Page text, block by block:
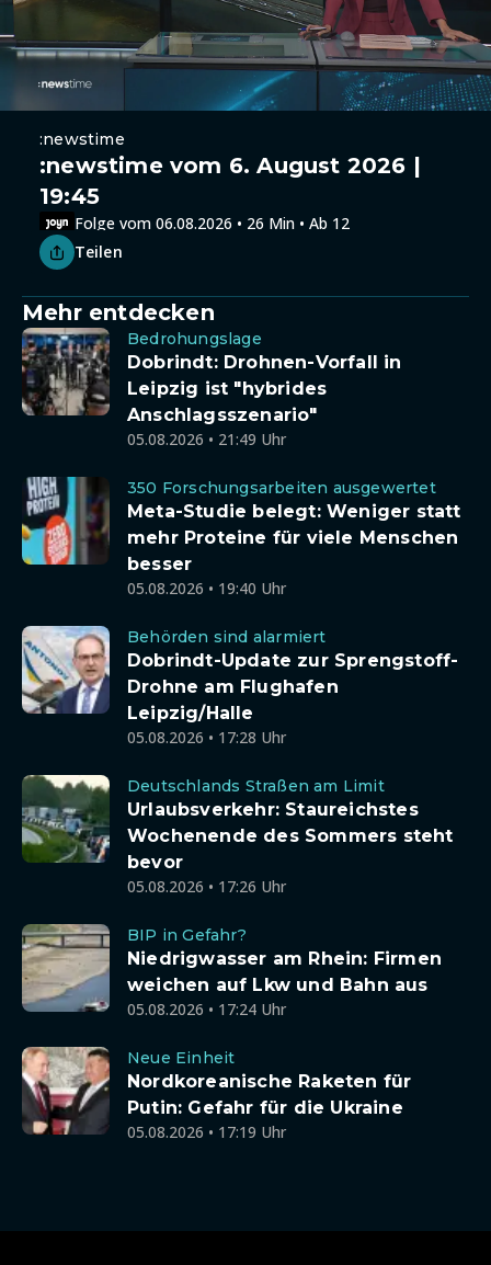
:newstime
:newstime vom 6. August 2026 |
19:45
Folge vom 06.08.2026 • 26 Min • Ab 12
Teilen
Mehr entdecken
Bedrohungslage
Dobrindt: Drohnen-Vorfall in
Leipzig ist "hybrides
Anschlagsszenario"
05.08.2026 • 21:49 Uhr
350 Forschungsarbeiten ausgewertet
Meta-Studie belegt: Weniger statt
mehr Proteine für viele Menschen
besser
05.08.2026 • 19:40 Uhr
Behörden sind alarmiert
Dobrindt-Update zur Sprengstoff-
Drohne am Flughafen
Leipzig/Halle
05.08.2026 • 17:28 Uhr
Deutschlands Straßen am Limit
Urlaubsverkehr: Staureichstes
Wochenende des Sommers steht
bevor
05.08.2026 • 17:26 Uhr
BIP in Gefahr?
Niedrigwasser am Rhein: Firmen
weichen auf Lkw und Bahn aus
05.08.2026 • 17:24 Uhr
Neue Einheit
Nordkoreanische Raketen für
Putin: Gefahr für die Ukraine
05.08.2026 • 17:19 Uhr